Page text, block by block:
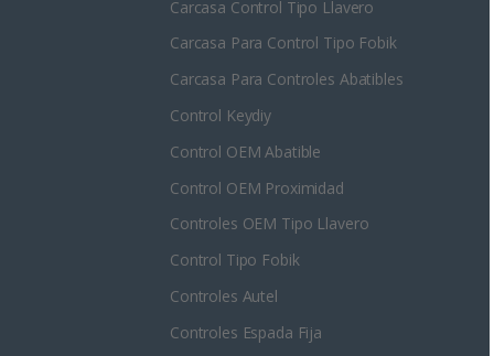
Carcasa Control Tipo Llavero
Carcasa Para Control Tipo Fobik
Carcasa Para Controles Abatibles
Control Keydiy
Control OEM Abatible
Control OEM Proximidad
Controles OEM Tipo Llavero
Control Tipo Fobik
Controles Autel
Controles Espada Fija